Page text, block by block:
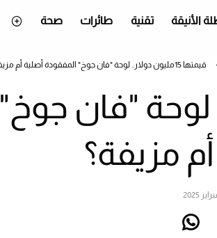
الأنيقة تقنية طائرات صحة
قيمتها 15مليون دولار.. لوحة "فان جوخ" المفقودة أصلية أم مزيفة؟
لوحة "فان جوخ"
مزيفة؟